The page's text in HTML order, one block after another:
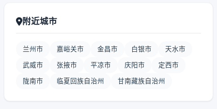
附近城市
兰州市 嘉峪关市 金昌市 白银市 天水市
武威市 张掖市 平凉市 庆阳市 定西市
陇南市 临夏回族自治州 甘南藏族自治州